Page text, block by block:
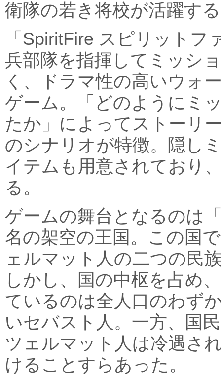
衛隊の若き将校が活躍す
「SpiritFire スピリットフ
兵部隊を指揮してミッシ
く、ドラマ性の高いウォ
ゲーム。「どのようにミ
たか」によってストーリ
のシナリオが特徴。隠し
イテムも用意されており
る。
ゲームの舞台となるのは
名の架空の王国。この国
ェルマット人の二つの民
しかし、国の中枢を占め
ているのは全人口のわず
いセバスト人。一方、国
ツェルマット人は冷遇さ
けることすらあった。